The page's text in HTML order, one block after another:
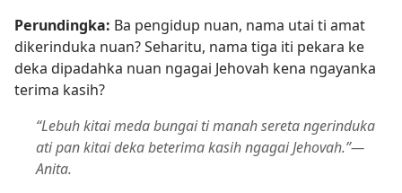
Perundingka: Ba pengidup nuan, nama utai ti amat
dikerinduka nuan? Seharitu, nama tiga iti pekara ke
deka dipadahka nuan ngagai Jehovah kena ngayanka
terima kasih?
“Lebuh kitai meda bungai ti manah sereta ngerinduka
ati pan kitai deka beterima kasih ngagai Jehovah.”​—
Anita.